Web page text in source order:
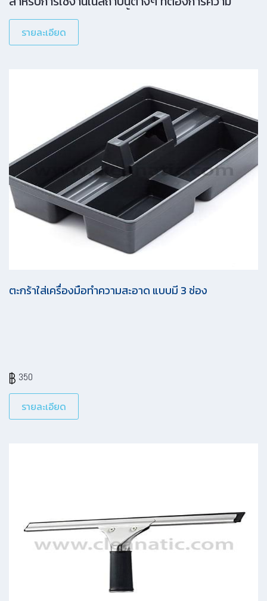
ประหยัดและความคุ้มค่า เนื้อกระดาษ ย่อยสลายง่าย ไม่
ทำลายสิ่งแวดล้อม ไม่มีส่วนผสมของสารเรืองแสง
รายละเอียด
ตะกร้าใส่เครื่องมือทำความสะอาด แบบมี 3 ช่อง
350
รายละเอียด